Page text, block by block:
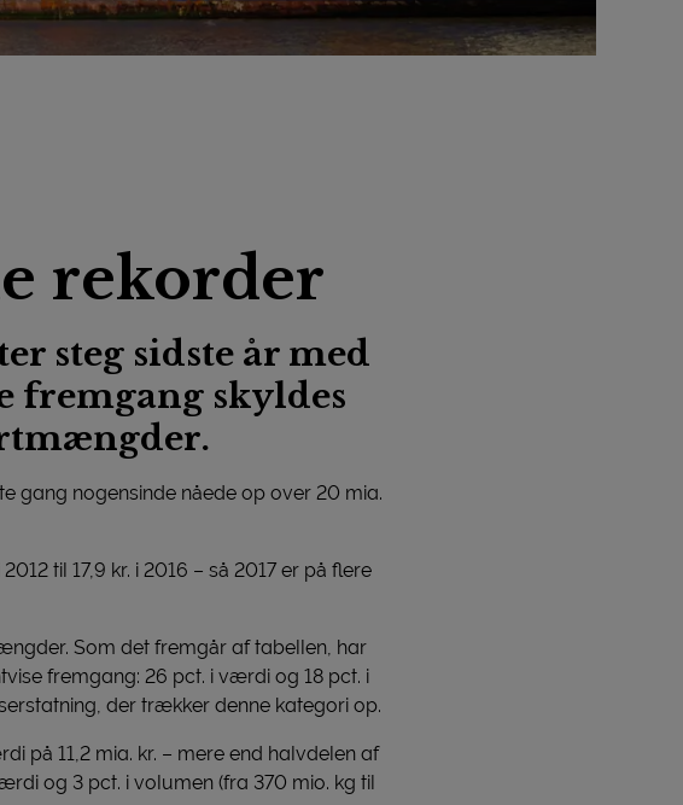
rekorder
steg sidste år med
fremgang skyldes
gang nogensinde nåede op over 20 mia.
til 17,9 kr. i 2016 – så 2017 er på flere
Som det fremgår af tabellen, har
fremgang: 26 pct. i værdi og 18 pct. i
der trækker denne kategori op.
på 11,2 mia. kr. – mere end halvdelen af
og 3 pct. i volumen (fra 370 mio. kg til